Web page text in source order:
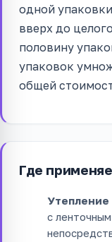
одной
вверх до
половину
упаковок
общей
Где
Утепление
с